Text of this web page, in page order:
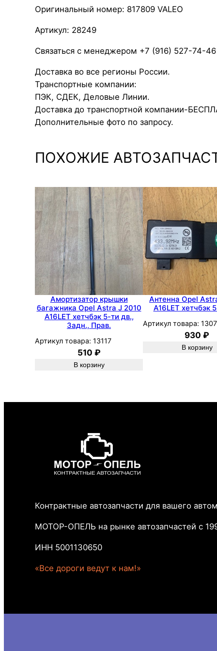
Оригинальный номер: 817809 VALEO
Артикул: 28249
Связаться с менеджером +7 (916) 527-74-46
Доставка во все регионы России.
Транспортные компании:
ПЭК, СДЕК, Деловые Линии.
Доставка до транспортной компании-
Дополнительные фото по запросу.
ПОХОЖИЕ
Амортизатор крышки
багажника Opel Astra J 2010
A16LET хетчбэк 5-ти дв.,
Задн., Прав.
Артикул товара: 13117
510 ₽
В корзину
Антенна Opel
A16LET хетчбэк
Артикул товара:
930 ₽
В корзину
Контрактные автозапчасти для вашего
МОТОР-ОПЕЛЬ на рынке автозапчастей с
ИНН 5001130650
«Все дороги ведут к нам!»